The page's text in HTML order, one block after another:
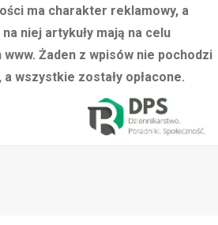
ma charakter reklamowy, a
niej artykuły mają na celu
Żaden z wpisów nie pochodzi
wszystkie zostały opłacone.